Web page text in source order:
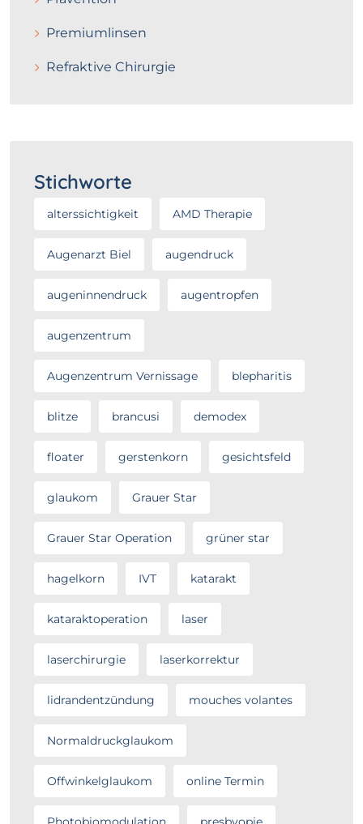
Premiumlinsen
Refraktive Chirurgie
Stichworte
alterssichtigkeit AMD Therapie
Augenarzt Biel augendruck
augeninnendruck augentropfen
augenzentrum
Augenzentrum Vernissage blepharitis
blitze brancusi demodex
floater gerstenkorn gesichtsfeld
glaukom Grauer Star
Grauer Star Operation grüner star
hagelkorn IVT katarakt
kataraktoperation laser
laserchirurgie laserkorrektur
lidrandentzündung mouches volantes
Normaldruckglaukom
Offwinkelglaukom online Termin